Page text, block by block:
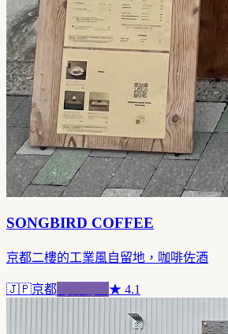
SONGBIRD COFFEE
京都二樓的工業風自留地，咖啡佐酒
🇯🇵京都 ★ 4.1